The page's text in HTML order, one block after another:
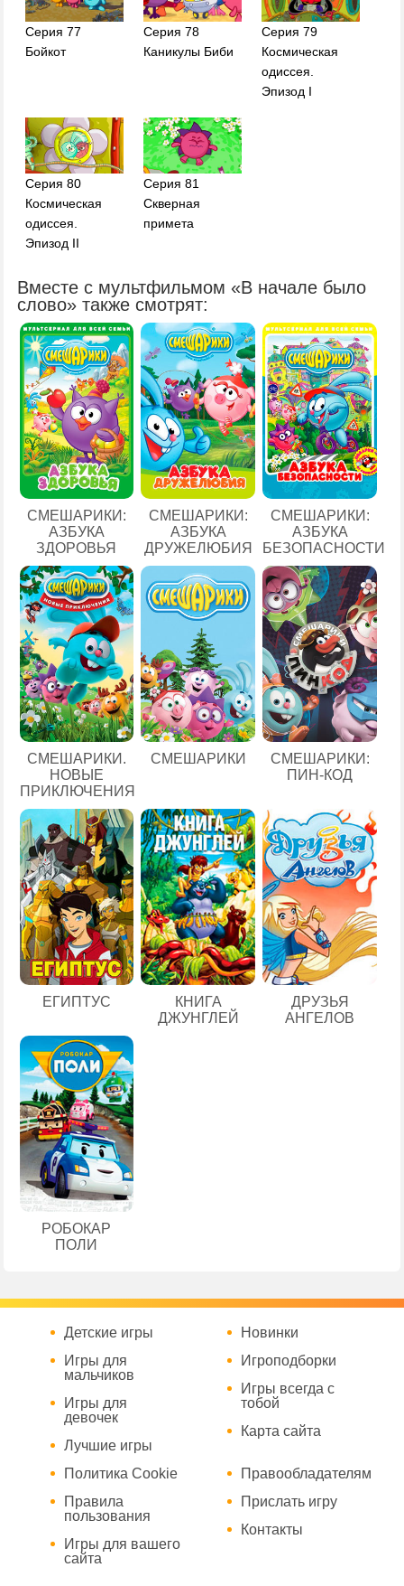
Серия 77
Бойкот
Серия 78
Каникулы Биби
Серия 79
Космическая
одиссея.
Эпизод I
Серия 80
Космическая
одиссея.
Эпизод II
Серия 81
Скверная
примета
Вместе с мультфильмом «В начале было
слово» также смотрят:
СМЕШАРИКИ:
АЗБУКА
ЗДОРОВЬЯ
СМЕШАРИКИ:
АЗБУКА
ДРУЖЕЛЮБИЯ
СМЕШАРИКИ:
АЗБУКА
БЕЗОПАСНОСТИ
СМЕШАРИКИ.
НОВЫЕ
ПРИКЛЮЧЕНИЯ
СМЕШАРИКИ
СМЕШАРИКИ:
ПИН-КОД
ЕГИПТУС
КНИГА
ДЖУНГЛЕЙ
ДРУЗЬЯ
АНГЕЛОВ
РОБОКАР
ПОЛИ
Детские игры
Игры для
мальчиков
Игры для
девочек
Лучшие игры
Новинки
Игроподборки
Игры всегда с
тобой
Карта сайта
Политика Cookie
Правила
пользования
Игры для вашего
сайта
Правообладателям
Прислать игру
Контакты